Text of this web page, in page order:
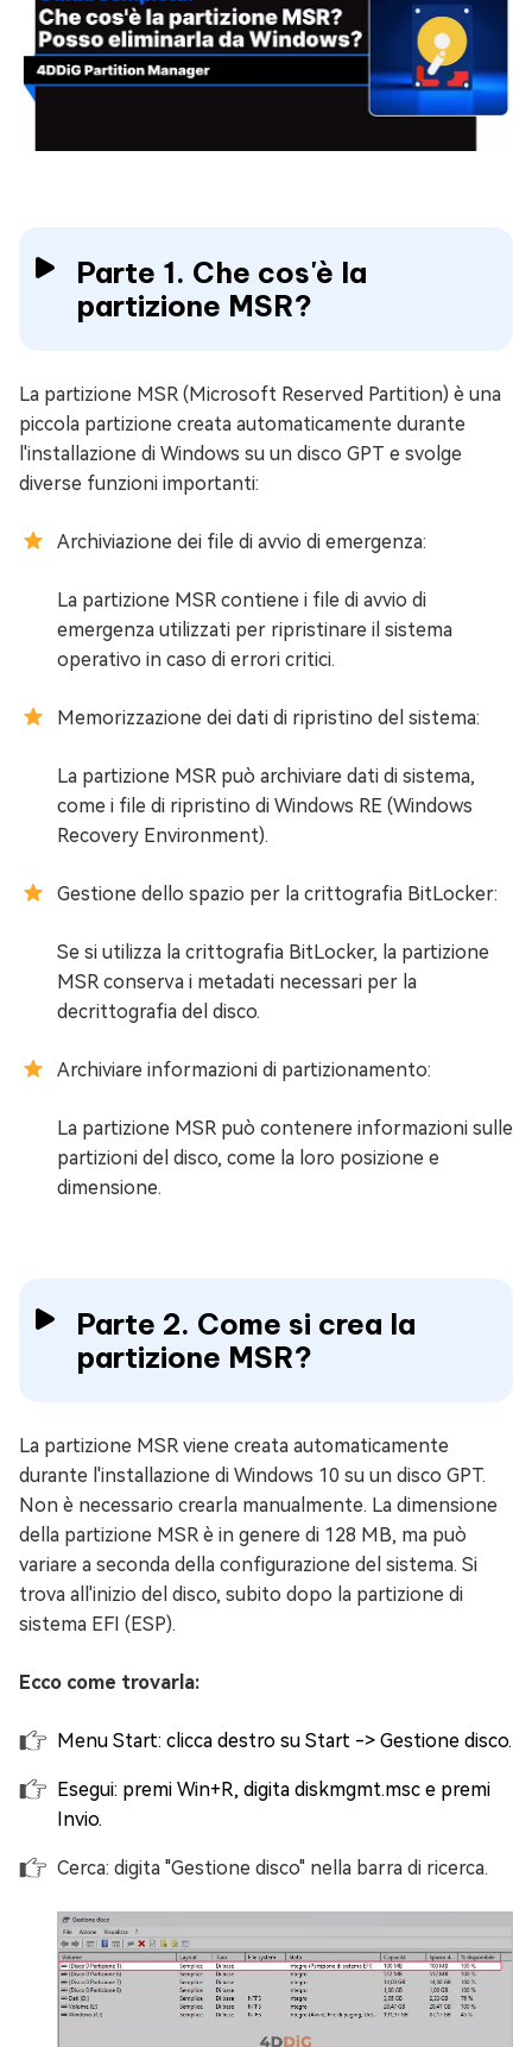
Parte 1. Che cos'è la
partizione MSR?
La partizione MSR (Microsoft Reserved Partition) è una
piccola partizione creata automaticamente durante
l'installazione di Windows su un disco GPT e svolge
diverse funzioni importanti:
Archiviazione dei file di avvio di emergenza:
La partizione MSR contiene i file di avvio di
emergenza utilizzati per ripristinare il sistema
operativo in caso di errori critici.
Memorizzazione dei dati di ripristino del sistema:
La partizione MSR può archiviare dati di sistema,
come i file di ripristino di Windows RE (Windows
Recovery Environment).
Gestione dello spazio per la crittografia BitLocker:
Se si utilizza la crittografia BitLocker, la partizione
MSR conserva i metadati necessari per la
decrittografia del disco.
Archiviare informazioni di partizionamento:
La partizione MSR può contenere informazioni sulle
partizioni del disco, come la loro posizione e
dimensione.
Parte 2. Come si crea la
partizione MSR?
La partizione MSR viene creata automaticamente
durante l'installazione di Windows 10 su un disco GPT.
Non è necessario crearla manualmente. La dimensione
della partizione MSR è in genere di 128 MB, ma può
variare a seconda della configurazione del sistema. Si
trova all'inizio del disco, subito dopo la partizione di
sistema EFI (ESP).
Ecco come trovarla:
Menu Start: clicca destro su Start -> Gestione disco.
Esegui: premi Win+R, digita diskmgmt.msc e premi
Invio.
Cerca: digita "Gestione disco" nella barra di ricerca.